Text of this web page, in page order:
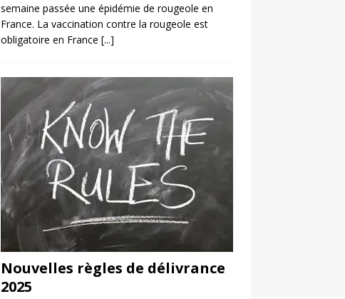
semaine passée une épidémie de rougeole en
France. La vaccination contre la rougeole est
obligatoire en France [...]
Nouvelles règles de délivrance
2025